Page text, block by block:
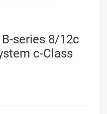
series 8/12c
c-Class